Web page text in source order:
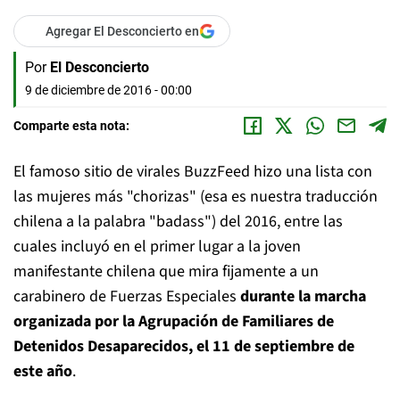
Agregar El Desconcierto en
Por El Desconcierto
9 de diciembre de 2016 - 00:00
Comparte esta nota:
El famoso sitio de virales BuzzFeed hizo una lista con
las mujeres más "chorizas" (esa es nuestra traducción
chilena a la palabra "badass") del 2016, entre las
cuales incluyó en el primer lugar a la joven
manifestante chilena que mira fijamente a un
carabinero de Fuerzas Especiales durante la marcha
organizada por la Agrupación de Familiares de
Detenidos Desaparecidos, el 11 de septiembre de
este año.